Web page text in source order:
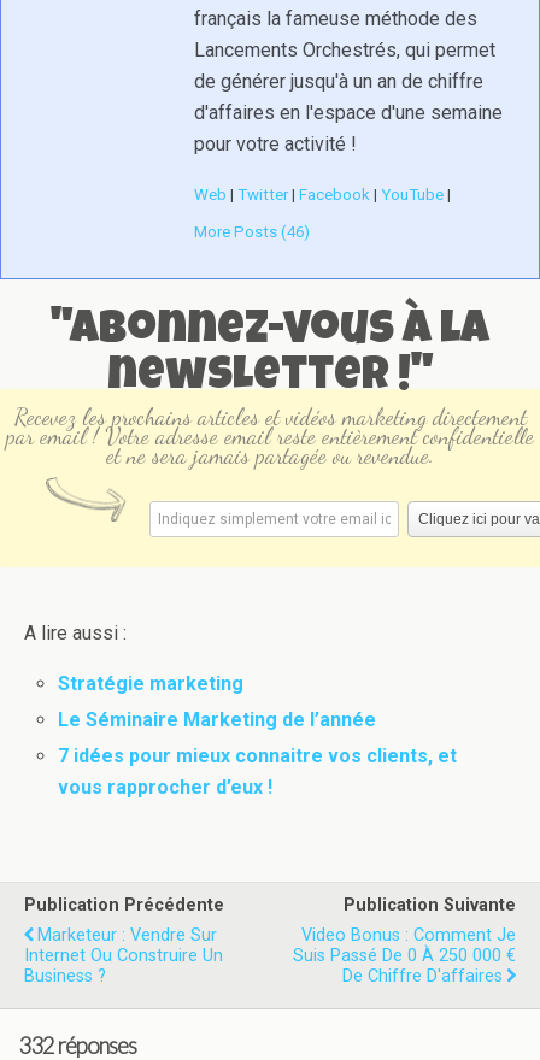
français la fameuse méthode des
Lancements Orchestrés, qui permet
de générer jusqu'à un an de chiffre
d'affaires en l'espace d'une semaine
pour votre activité !
Web | Twitter| Facebook | YouTube |
More Posts (46)
"Abonnez-vous à la
newsletter !"
Recevez les prochains articles et vidéos marketing directement
par email ! Votre adresse email reste entièrement confidentielle
et ne sera jamais partagée ou revendue.
A lire aussi :
Stratégie marketing
Le Séminaire Marketing de l’année
7 idées pour mieux connaitre vos clients, et
vous rapprocher d’eux !
Publication Précédente
Marketeur : Vendre Sur
Internet Ou Construire Un
Business ?
Publication Suivante
Video Bonus : Comment Je
Suis Passé De 0 À 250 000 €
De Chiffre D'affaires
332 réponses